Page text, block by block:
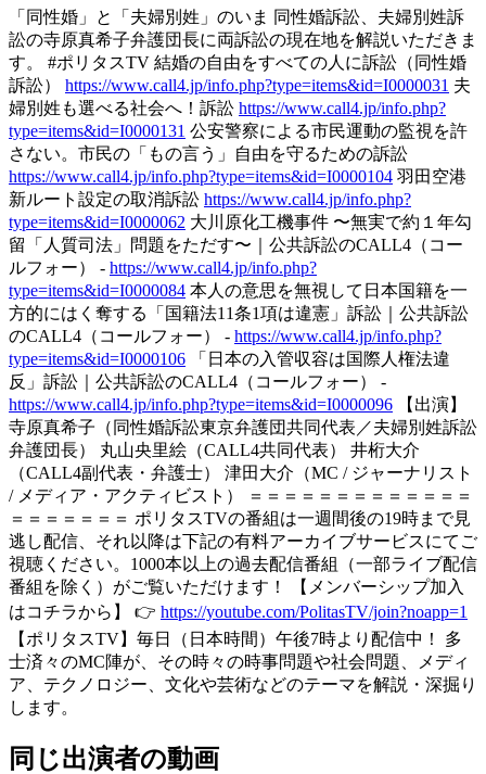
「同性婚」と「夫婦別姓」のいま 同性婚訴訟、夫婦別姓訴
訟の寺原真希子弁護団長に両訴訟の現在地を解説いただきま
す。 #ポリタスTV 結婚の自由をすべての人に訴訟（同性婚
訴訟） https://www.call4.jp/info.php?type=items&id=I0000031 夫
婦別姓も選べる社会へ！訴訟 https://www.call4.jp/info.php?
type=items&id=I0000131 公安警察による市民運動の監視を許
さない。市民の「もの言う」自由を守るための訴訟
https://www.call4.jp/info.php?type=items&id=I0000104 羽田空港
新ルート設定の取消訴訟 https://www.call4.jp/info.php?
type=items&id=I0000062 大川原化工機事件 〜無実で約１年勾
留「人質司法」問題をただす〜｜公共訴訟のCALL4（コー
ルフォー） - https://www.call4.jp/info.php?
type=items&id=I0000084 本人の意思を無視して日本国籍を一
方的にはく奪する「国籍法11条1項は違憲」訴訟｜公共訴訟
のCALL4（コールフォー） - https://www.call4.jp/info.php?
type=items&id=I0000106 「日本の入管収容は国際人権法違
反」訴訟｜公共訴訟のCALL4（コールフォー） -
https://www.call4.jp/info.php?type=items&id=I0000096 【出演】
寺原真希子（同性婚訴訟東京弁護団共同代表／夫婦別姓訴訟
弁護団長） 丸山央里絵（CALL4共同代表） 井桁大介
（CALL4副代表・弁護士） 津田大介（MC / ジャーナリスト
/ メディア・アクティビスト） ＝＝＝＝＝＝＝＝＝＝＝＝＝
＝＝＝＝＝＝＝ ポリタスTVの番組は一週間後の19時まで見
逃し配信、それ以降は下記の有料アーカイブサービスにてご
視聴ください。1000本以上の過去配信番組（一部ライブ配信
番組を除く）がご覧いただけます！ 【メンバーシップ加入
はコチラから】 👉 https://youtube.com/PolitasTV/join?noapp=1
【ポリタスTV】毎日（日本時間）午後7時より配信中！ 多
士済々のMC陣が、その時々の時事問題や社会問題、メディ
ア、テクノロジー、文化や芸術などのテーマを解説・深掘り
します。
同じ出演者の動画